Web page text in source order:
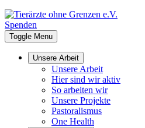
Spenden
Toggle Menu
Unsere Arbeit
Unsere Arbeit
Hier sind wir aktiv
So arbeiten wir
Unsere Projekte
Pastoralismus
One Health